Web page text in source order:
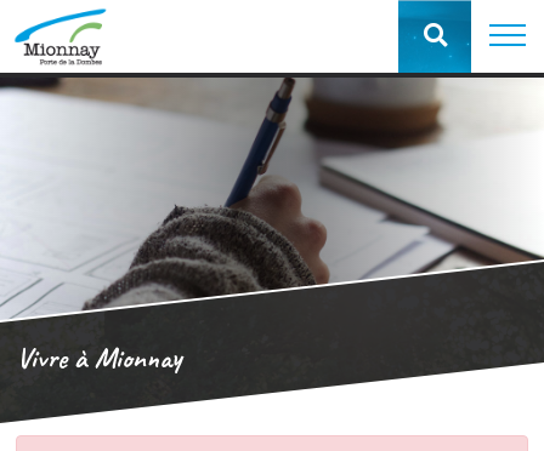
Vivre à Mionnay